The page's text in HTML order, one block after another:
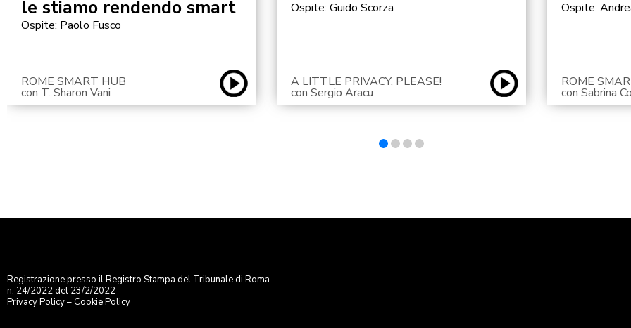
le stiamo rendendo smart
Ospite: Paolo Fusco
ROME SMART HUB
con T. Sharon Vani
Ospite: Guido Scorza
A LITTLE PRIVACY, PLEASE!
con Sergio Aracu
Ospite:
ROME
con Sabrina
Registrazione presso il Registro Stampa del Tribunale di Roma
n. 24/2022 del 23/2/2022
Privacy Policy– Cookie Policy